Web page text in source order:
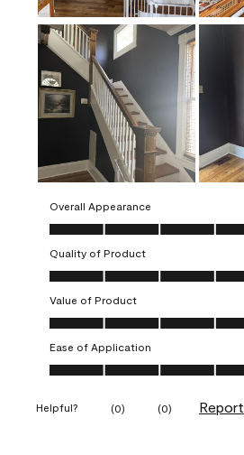
Overall Appearance
Overall Appearance, 5.0 out of 5
Quality of Product
Quality of Product, 5.0 out of 5
Value of Product
Value of Product, 5.0 out of 5
Ease of Application
Ease of Application, 5.0 out of 5
Helpful? (0) (0) Report